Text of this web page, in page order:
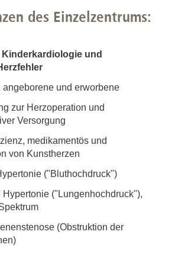
des Einzelzentrums:
und
angeborene und erworbene
zur Herzoperation und
Versorgung
medikamentös und
von Kunstherzen
("Bluthochdruck")
Hypertonie ("Lungenhochdruck"),
(Obstruktion der